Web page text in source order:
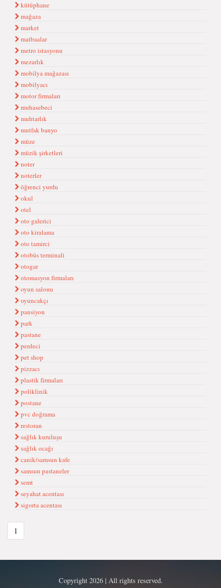
kütüphane
mağaza
market
matbaalar
metro istasyonu
mezarlık
mobilya mağazası
mobilyacı
motor firmaları
muhasebeci
muhtarlık
mutfak banyo
müze
müzik şirketleri
noter
noterler
öğrenci yurdu
okul
otel
oto galerici
oto kiralama
oto tamirci
otobüs terminali
otogar
otomasyon firmaları
oyun salonu
oyuncakçı
pansiyon
park
pastane
perdeci
pet shop
pizzacı
plastik firmaları
poliklinik
postane
pvc doğrama
restoran
sağlık kuruluşu
sağlık ocağı
canik/samsun kafe
samsun pastaneler
semt
seyahat acentası
sigorta acentası
1
Copyright 2026 | All rights reserved.